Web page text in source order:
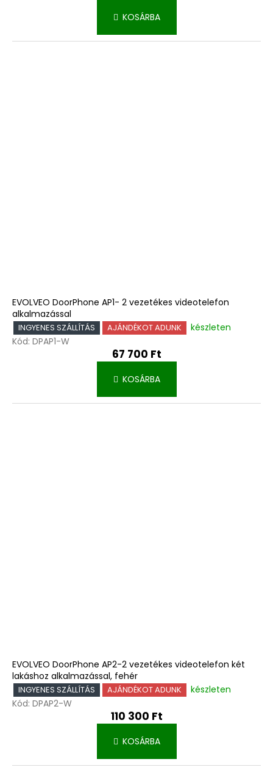
KOSÁRBA
EVOLVEO DoorPhone AP1- 2 vezetékes videotelefon
alkalmazással
INGYENES SZÁLLÍTÁS AJÁNDÉKOT ADUNK
készleten
Kód: DPAP1-W
67 700 Ft
KOSÁRBA
EVOLVEO DoorPhone AP2-2 vezetékes videotelefon két
lakáshoz alkalmazással, fehér
INGYENES SZÁLLÍTÁS AJÁNDÉKOT ADUNK
készleten
Kód: DPAP2-W
110 300 Ft
KOSÁRBA